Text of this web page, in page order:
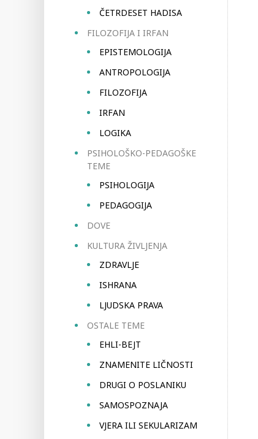
ČETRDESET HADISA
FILOZOFIJA I IRFAN
EPISTEMOLOGIJA
ANTROPOLOGIJA
FILOZOFIJA
IRFAN
LOGIKA
PSIHOLOŠKO-PEDAGOŠKE
TEME
PSIHOLOGIJA
PEDAGOGIJA
DOVE
KULTURA ŽIVLJENJA
ZDRAVLJE
ISHRANA
LJUDSKA PRAVA
OSTALE TEME
EHLI-BEJT
ZNAMENITE LIČNOSTI
DRUGI O POSLANIKU
SAMOSPOZNAJA
VJERA ILI SEKULARIZAM